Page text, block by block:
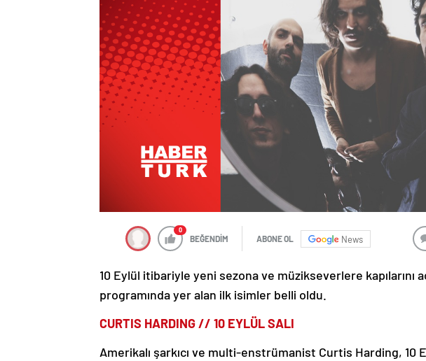
0
BEĞENDİM ABONE OL News
10 Eylül itibariyle yeni sezona ve müzikseverlere kapılarını
programında yer alan ilk isimler belli oldu.
CURTIS HARDING // 10 EYLÜL SALI
Amerikalı şarkıcı ve multi-enstrümanist Curtis Harding, 10